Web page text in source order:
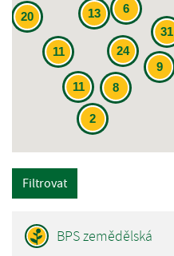
31
11
24
13
11
8
20
9
6
2
Filtrovat